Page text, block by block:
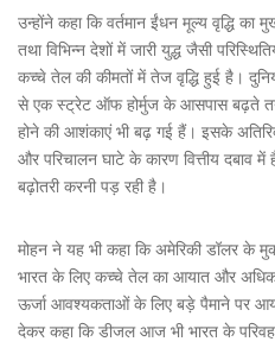
उन्होंने कहा कि वर्तमान ईंधन मूल्य वृद्धि का
तथा विभिन्न देशों में जारी युद्ध जैसी
कच्चे तेल की कीमतों में तेज वृद्धि हुई है।
से एक स्ट्रेट ऑफ होर्मुज के आसपास बढ़ते
होने की आशंकाएं भी बढ़ गई हैं। इसके
और परिचालन घाटे के कारण वित्तीय दबाव
बढ़ोतरी करनी पड़ रही है।
मोहन ने यह भी कहा कि अमेरिकी डॉलर के
भारत के लिए कच्चे तेल का आयात और अधिक
ऊर्जा आवश्यकताओं के लिए बड़े पैमाने पर
देकर कहा कि डीजल आज भी भारत के